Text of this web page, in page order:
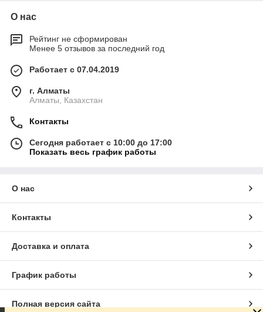
О нас
Рейтинг не сформирован
Менее 5 отзывов за последний год
Работает с 07.04.2019
г. Алматы
Алматы, Казахстан
Контакты
Сегодня работает с 10:00 до 17:00
Показать весь график работы
О нас
Контакты
Доставка и оплата
График работы
Полная версия сайта